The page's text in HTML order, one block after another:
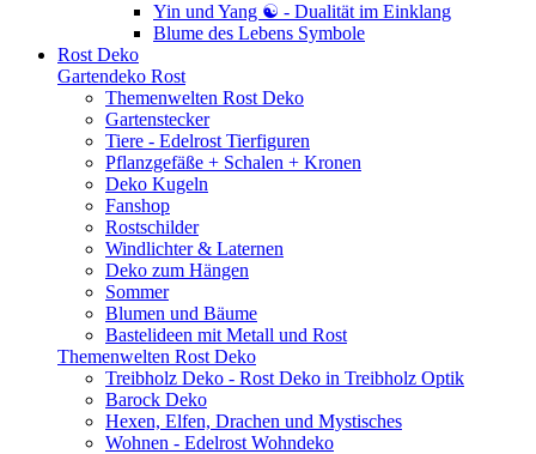
Yin und Yang ☯ - Dualität im Einklang
Blume des Lebens Symbole
Rost Deko
Gartendeko Rost
Themenwelten Rost Deko
Gartenstecker
Tiere - Edelrost Tierfiguren
Pflanzgefäße + Schalen + Kronen
Deko Kugeln
Fanshop
Rostschilder
Windlichter & Laternen
Deko zum Hängen
Sommer
Blumen und Bäume
Bastelideen mit Metall und Rost
Themenwelten Rost Deko
Treibholz Deko - Rost Deko in Treibholz Optik
Barock Deko
Hexen, Elfen, Drachen und Mystisches
Wohnen - Edelrost Wohndeko